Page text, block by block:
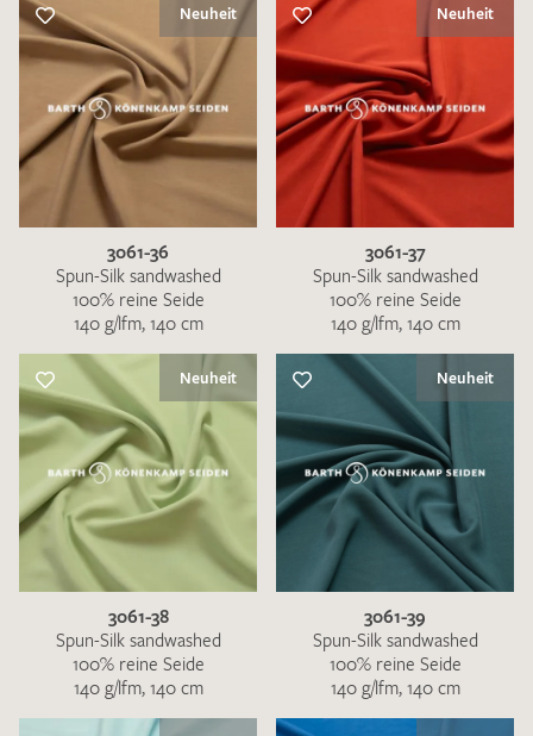
Neuheit
3061-36
Spun-Silk sandwashed
100% reine Seide
140 g/lfm, 140 cm
Neuheit
3061-37
Spun-Silk sandwashed
100% reine Seide
140 g/lfm, 140 cm
Neuheit
3061-38
Spun-Silk sandwashed
100% reine Seide
140 g/lfm, 140 cm
Neuheit
3061-39
Spun-Silk sandwashed
100% reine Seide
140 g/lfm, 140 cm